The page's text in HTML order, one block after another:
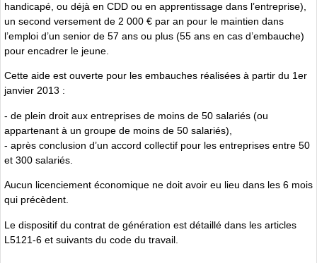
handicapé, ou déjà en CDD ou en apprentissage dans l’entreprise),
un second versement de 2 000 € par an pour le maintien dans
l’emploi d’un senior de 57 ans ou plus (55 ans en cas d’embauche)
pour encadrer le jeune.
Cette aide est ouverte pour les embauches réalisées à partir du 1er
janvier 2013 :
- de plein droit aux entreprises de moins de 50 salariés (ou
appartenant à un groupe de moins de 50 salariés),
- après conclusion d’un accord collectif pour les entreprises entre 50
et 300 salariés.
Aucun licenciement économique ne doit avoir eu lieu dans les 6 mois
qui précèdent.
Le dispositif du contrat de génération est détaillé dans les articles
L5121-6 et suivants du code du travail.